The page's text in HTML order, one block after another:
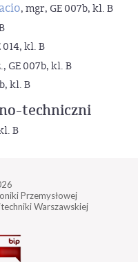
, mgr, GE 007b, kl. B
014, kl. B
GE 007b, kl. B
kl. B
techniczni
B
Przemysłowej
Warszawskiej